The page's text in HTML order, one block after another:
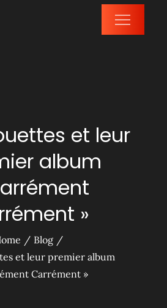
et leur
album
»
Blog
et leur premier album
Carrément »